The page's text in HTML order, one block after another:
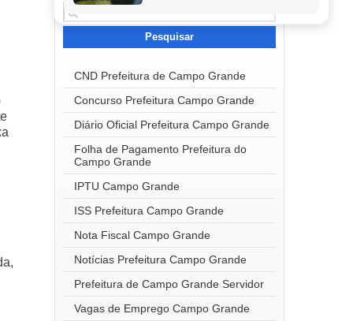
Pesquisar
por:
CND Prefeitura de Campo Grande
Concurso Prefeitura Campo Grande
Diário Oficial Prefeitura Campo Grande
Folha de Pagamento Prefeitura do
Campo Grande
IPTU Campo Grande
ISS Prefeitura Campo Grande
Nota Fiscal Campo Grande
Notícias Prefeitura Campo Grande
Prefeitura de Campo Grande Servidor
Vagas de Emprego Campo Grande